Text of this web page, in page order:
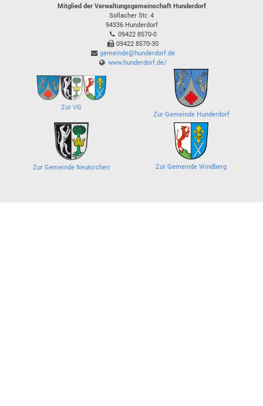
Mitglied der Verwaltungsgemeinschaft Hunderdorf
Sollacher Str. 4
94336 Hunderdorf
09422 8570-0
09422 8570-30
gemeinde@hunderdorf.de
www.hunderdorf.de/
Zur VG
Zur Gemeinde Hunderdorf
Zur Gemeinde Neukirchen Zur Gemeinde Windberg